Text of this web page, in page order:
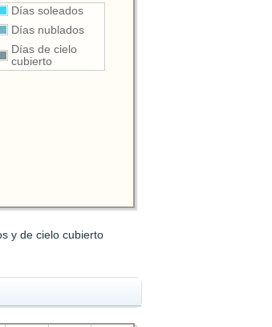
Días soleados
Días nublados
Días de cielo
cubierto
y de cielo cubierto